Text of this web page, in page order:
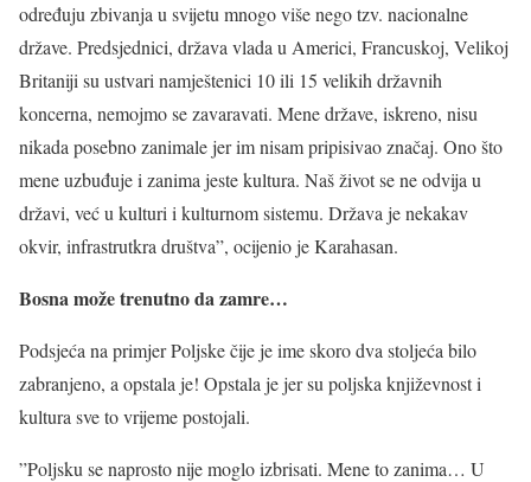
određuju zbivanja u svijetu mnogo više nego tzv. nacionalne
države. Predsjednici, država vlada u Americi, Francuskoj, Velikoj
Britaniji su ustvari namještenici 10 ili 15 velikih državnih
koncerna, nemojmo se zavaravati. Mene države, iskreno, nisu
nikada posebno zanimale jer im nisam pripisivao značaj. Ono što
mene uzbuđuje i zanima jeste kultura. Naš život se ne odvija u
državi, već u kulturi i kulturnom sistemu. Država je nekakav
okvir, infrastrutkra društva”, ocijenio je Karahasan.
Bosna može trenutno da zamre…
Podsjeća na primjer Poljske čije je ime skoro dva stoljeća bilo
zabranjeno, a opstala je! Opstala je jer su poljska književnost i
kultura sve to vrijeme postojali.
”Poljsku se naprosto nije moglo izbrisati. Mene to zanima… U